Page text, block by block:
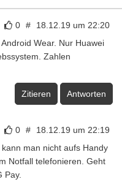
0 # 18.12.19 um 22:20
Wear. Nur Huawei
Zahlen
Zitieren Antworten
0 # 18.12.19 um 22:19
man nicht aufs Handy
Notfall telefonieren. Geht
Pay.